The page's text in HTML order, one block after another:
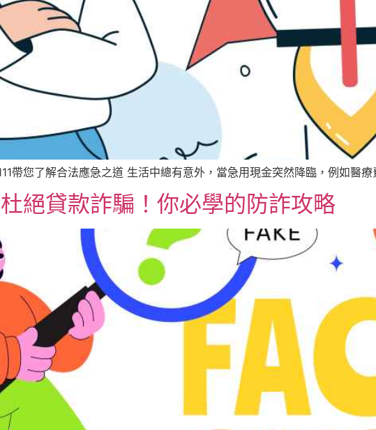
帶您了解合法應急之道 生活中總有意外，當急用現金突然降臨，例如醫
絕貸款詐騙！你必學的防詐攻略